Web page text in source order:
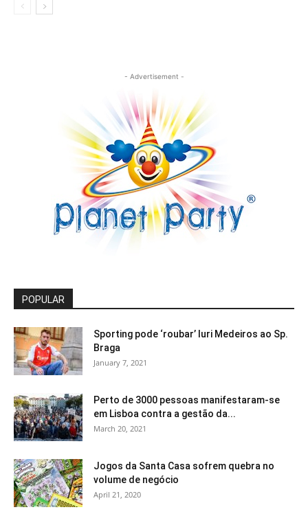
- Advertisement -
POPULAR
Sporting pode ‘roubar’ Iuri Medeiros ao Sp.
Braga
January 7, 2021
Perto de 3000 pessoas manifestaram-se
em Lisboa contra a gestão da...
March 20, 2021
Jogos da Santa Casa sofrem quebra no
volume de negócio
April 21, 2020